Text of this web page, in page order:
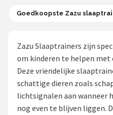
Blog
Nachtlampjes
Slaaphulpen
Babyprojectors
Goedkoopste Zazu
Zazu Slaaptrainers zijn
om kinderen te helpen met
Deze vriendelijke
schattige dieren zoals
lichtsignalen aan wanneer
nog even te blijven liggen.